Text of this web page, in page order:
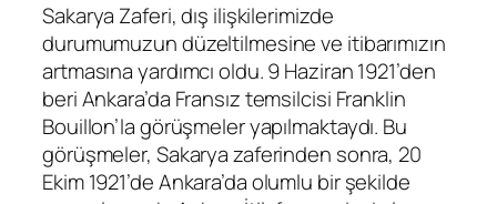
Sakarya Zaferi, dış ilişkilerimizde
durumumuzun düzeltilmesine ve itibarımızın
artmasına yardımcı oldu. 9 Haziran 1921’den
beri Ankara’da Fransız temsilcisi Franklin
Bouillon’la görüşmeler yapılmaktaydı. Bu
görüşmeler, Sakarya zaferinden sonra, 20
Ekim 1921’de Ankara’da olumlu bir şekilde